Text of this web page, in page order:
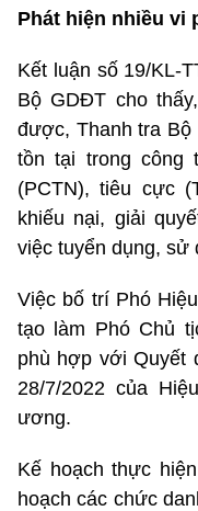
Phát hiện nhiều vi
Kết luận số 19/KL-
Bộ GDĐT cho
được, Thanh tra Bộ
tồn tại trong công
(PCTN), tiêu cực
khiếu nại, giải
việc tuyển dụng, sử
Việc bố trí Phó
tạo làm Phó Chủ
phù hợp với Quyết
28/7/2022 của
ương.
Kế hoạch thực
hoạch các chức